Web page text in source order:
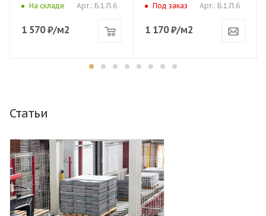
На складе Арт.: Б.1.П.6
1 570₽/м2
Под заказ Арт.: Б.1.П.6
1 170₽/м2
Статьи